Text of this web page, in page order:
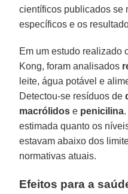
científicos publicados se
específicos e os
Em um estudo realizado
Kong, foram analisados
leite, água potável e
Detectou-se resíduos de
macrólidos e penicilina
estimada quanto os
estavam abaixo dos
normativas atuais.
Efeitos para a